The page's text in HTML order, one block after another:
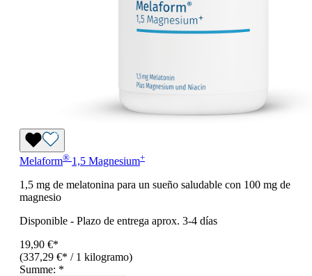
Melaform® 1,5 Magnesium+
1,5 mg de melatonina para un sueño saludable con 100 mg de
magnesio
Disponible - Plazo de entrega aprox. 3-4 días
19,90 €*
(337,29 €* / 1 kilogramo)
Summe: *